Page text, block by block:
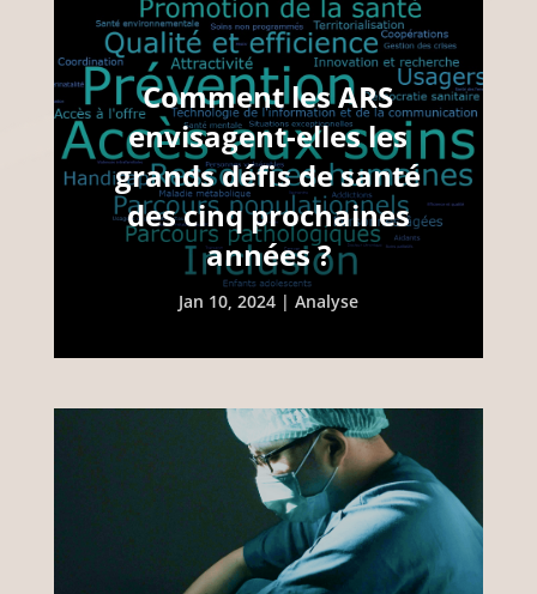
Comment les ARS
envisagent-elles les
grands défis de santé
des cinq prochaines
années ?
Jan 10, 2024| Analyse